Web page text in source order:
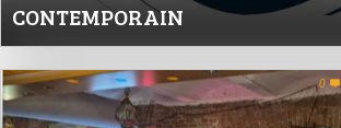
CONTEMPORAIN
0